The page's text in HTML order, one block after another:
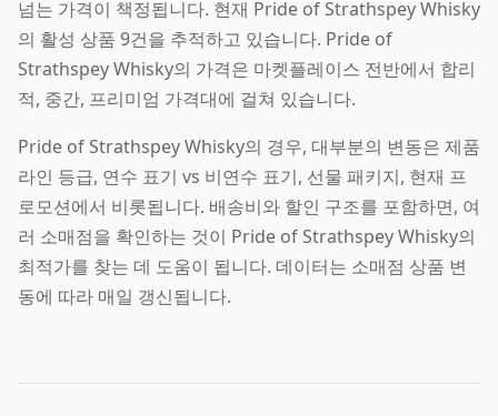
넘는 가격이 책정됩니다. 현재 Pride of Strathspey Whisky
의 활성 상품 9건을 추적하고 있습니다. Pride of
Strathspey Whisky의 가격은 마켓플레이스 전반에서 합리
적, 중간, 프리미엄 가격대에 걸쳐 있습니다.
Pride of Strathspey Whisky의 경우, 대부분의 변동은 제품
라인 등급, 연수 표기 vs 비연수 표기, 선물 패키지, 현재 프
로모션에서 비롯됩니다. 배송비와 할인 구조를 포함하면, 여
러 소매점을 확인하는 것이 Pride of Strathspey Whisky의
최적가를 찾는 데 도움이 됩니다. 데이터는 소매점 상품 변
동에 따라 매일 갱신됩니다.